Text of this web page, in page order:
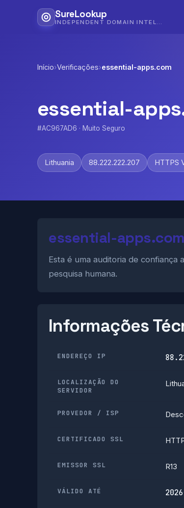
SureLookup
Início›Verificações›essential-apps.com
essential-
#AC967AD6 · Muito Seguro
Lithuania 88.222.222.207 HTTPS
essential-
Esta é uma auditoria de confiança
pesquisa humana.
Informações
ENDEREÇO IP
LOCALIZAÇÃO DO
SERVIDOR
PROVEDOR / ISP
CERTIFICADO SSL
EMISSOR SSL R13
VÁLIDO ATÉ